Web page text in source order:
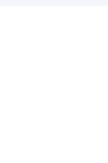
Vorspannung,
Hydraulikspule